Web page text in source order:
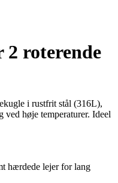
roterende
i rustfrit stål (316L),
ved høje temperaturer. Ideel
hærdede lejer for lang